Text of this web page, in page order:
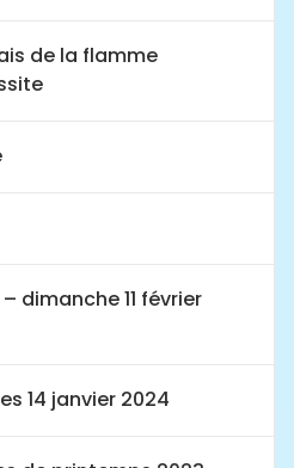
de la flamme
dimanche 11 février
14 janvier 2024